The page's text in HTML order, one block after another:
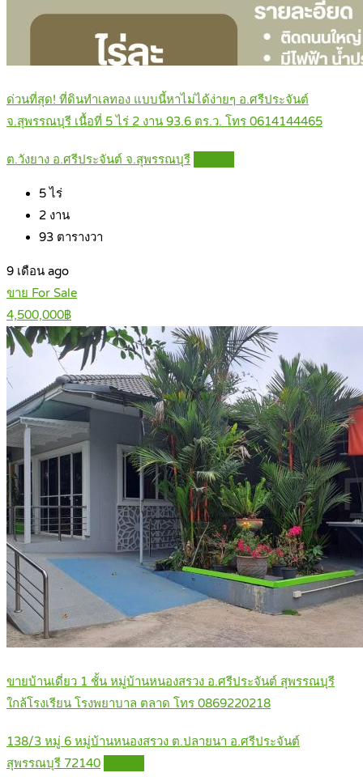
ด่วนที่สุด! ที่ดินทำเลทอง แบบนี้หาไม่ได้ง่ายๆ อ.ศรีประจันต์
จ.สุพรรณบุรี เนื้อที่ 5 ไร่ 2 งาน 93.6 ตร.ว. โทร 0614144465
ต.วังยาง อ.ศรีประจันต์ จ.สุพรรณบุรี
5ไร่
2 งาน
93 ตารางวา
9 เดือน ago
ขาย For Sale
4,500,000฿
ขายบ้านเดี่ยว 1 ชั้น หมู่บ้านหนองสรวง อ.ศรีประจันต์ สุพรรณบุรี
ใกล้โรงเรียน โรงพยาบาล ตลาด โทร 0869220218
138/3 หมู่ 6 หมู่บ้านหนองสรวง ต.ปลายนา อ.ศรีประจันต์
สุพรรณบุรี 72140